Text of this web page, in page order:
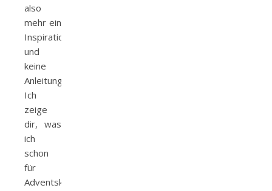
also
mehr ein
Inspirationspost
und
keine
Anleitung.
Ich
zeige
dir, was
ich
schon
für
Adventskalender